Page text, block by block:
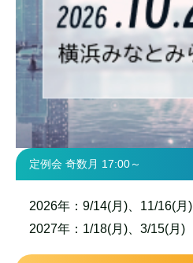
定例会 奇数月 17:00～
2026年：9/14(月)、11/16(月)
2027年：1/18(月)、3/15(月)